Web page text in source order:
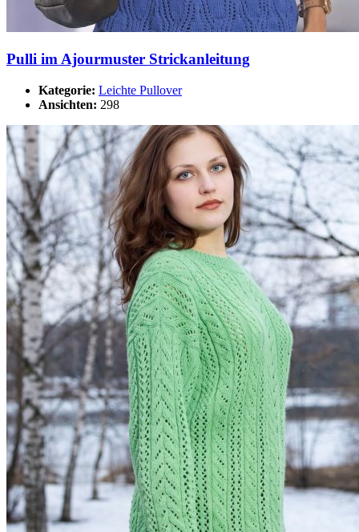
Pulli im Ajourmuster Strickanleitung
Kategorie: Leichte Pullover
Ansichten: 298